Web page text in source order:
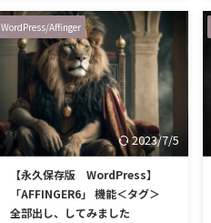
マホで見るとどうしても表示が
崩れてしまいます。 縦長のひた
すら長い表になっていて、それ
を見るとがっかりします笑 せっ
かく作った表ですから、スマホ
でも綺麗に表示したい！ 綺麗
な表の作成方法、誰にでも分か
るように丁寧に解説しますね。
ワードプレスは基本的な操作は
簡単ですが、表示方法等は少し
設定が必要です。 ただその設定
も難しくないので、１つ１つマ
WordPress/Affinger
2023/7/5
【永久保存版 WordPress】
「AFFINGER6」 機能＜タグ＞
全部出し、してみました